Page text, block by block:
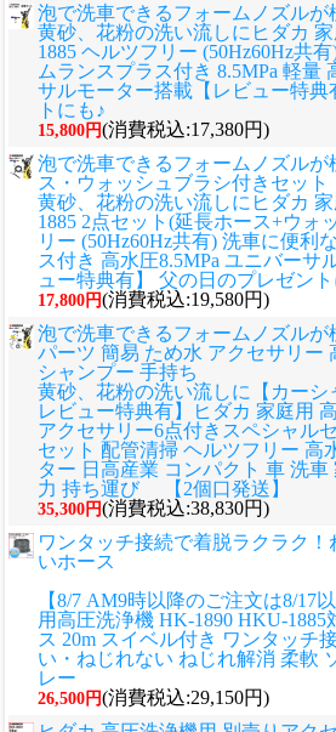
泡で洗車できるフォームノズルが
黄砂、花粉の洗い流しに ヒダカ
1885 ヘルツフリー (50Hz60Hz共
ムランスプラス付き 8.5MPa 軽量
サルモーター搭載【レビュー特典
トにも♪
15,800円(消費税込:17,380円)
泡で洗車できるフォームノズルが
ス・ウォッシュブラシ付きセット
黄砂、花粉の洗い流しに ヒダカ
1885 2点セット(延長ホース+ウォ
リー (50Hz60Hz共有) 洗車に便利
ス付き 高水圧8.5MPa ユニバーサ
ュー特典有】 父の日のプレゼン
17,800円(消費税込:19,580円)
泡で洗車できるフォームノズルが
パーツ 簡易 ため水 アクセサリー
シャンプー 手持ち
黄砂、花粉の洗い流しに
【カー
レビュー特典有】ヒダカ 家庭用
アクセサリー6点付きスペシャル
セット 配管清掃 ヘルツフリー 高
ター 日高産業 コンパクト 車 洗
力 持ち運び 【2個口発送】
35,300円(消費税込:38,830円)
ワンタッチ接続で着脱ラクラク
いホース
【8/7 AM9時以降のご注文は8/17
用高圧洗浄機 HK-1890 HKU-
ス 20m スイベル付き ワンタッチ
い・ねじれない ねじれ解消 柔軟
レー
26,500円(消費税込:29,150円)